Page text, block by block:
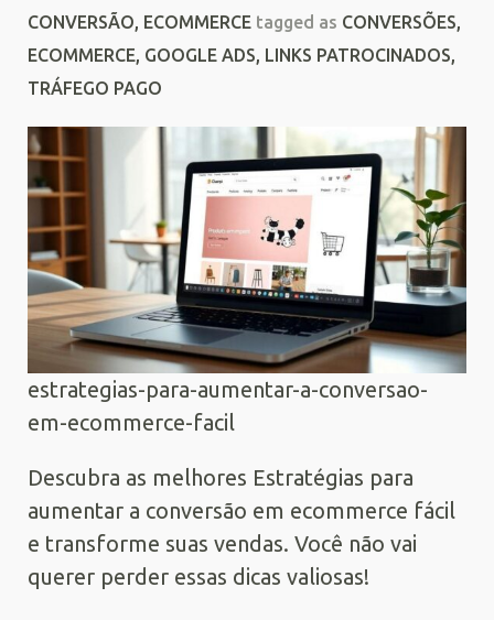
CONVERSÃO, ECOMMERCE tagged as CONVERSÕES,
ECOMMERCE, GOOGLE ADS, LINKS PATROCINADOS,
TRÁFEGO PAGO
estrategias-para-aumentar-a-conversao-
em-ecommerce-facil
Descubra as melhores Estratégias para
aumentar a conversão em ecommerce fácil
e transforme suas vendas. Você não vai
querer perder essas dicas valiosas!